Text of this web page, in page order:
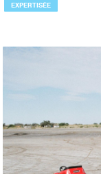
EXPERTISÉE